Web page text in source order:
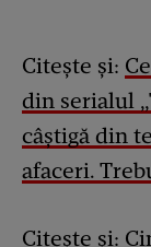
Citește și:
din serialul
câștigă din
afaceri.
Citește și: